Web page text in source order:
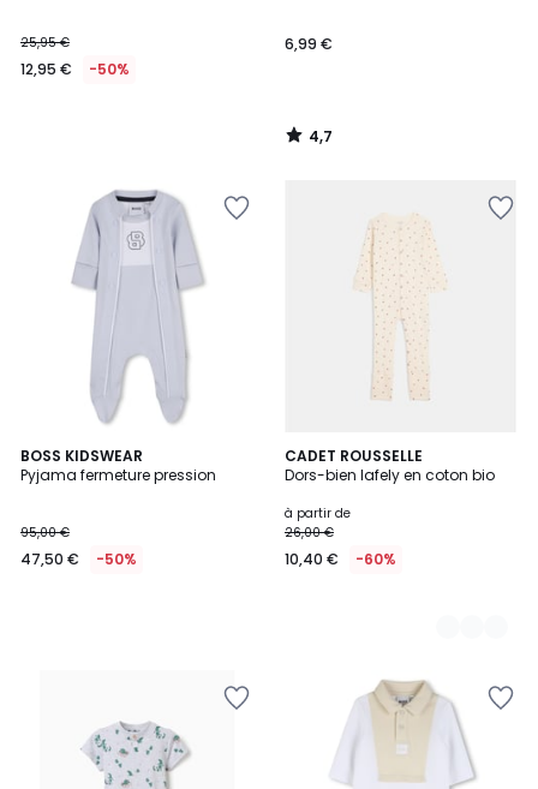
25,95 €
12,95 € -50%
6,99 €
4,7
/
BOSS KIDSWEAR
Pyjama fermeture pression
95,00 €
47,50 € -50%
CADET ROUSSELLE
Dors-bien lafely en coton bio
à partir de
26,00 €
10,40 € -60%
3
Couleurs